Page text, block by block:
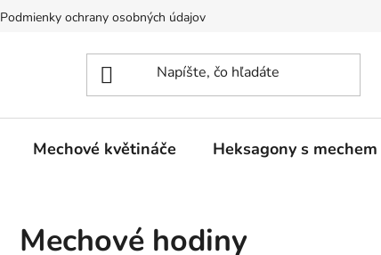
Podmienky ochrany osobných údajov
Mechové květináče Heksagony s mechem
Mechové hodiny